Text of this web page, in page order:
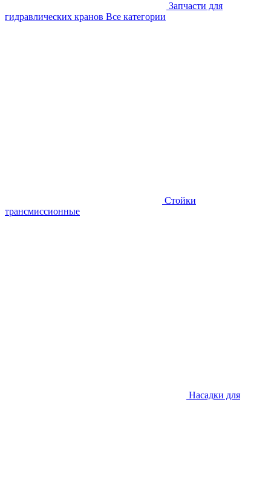
Запчасти для
гидравлических кранов Все категории
Стойки
трансмиссионные
Насадки для